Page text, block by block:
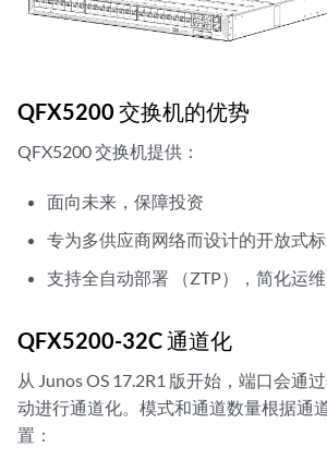
QFX5200 交换机的优势
QFX5200 交换机提供：
面向未来，保障投资
专为多供应商网络而设计的开放式
支持全自动部署 （ZTP），简化运维
QFX5200-32C 通道化
从 Junos OS 17.2R1 版开始，端口会通
动进行通道化。模式和通道数量根据通
置：